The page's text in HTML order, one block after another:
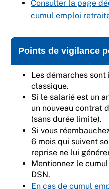
Consulter la page
cumul emploi
Points de vigilance
Les démarches
classique.
Si le salarié est un
un nouveau contrat
(sans durée limite).
Si vous
6 mois qui suivent
reprise ne lui
Mentionnez le
DSN.
En cas de cumul